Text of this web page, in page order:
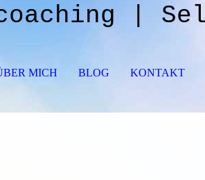
|
MICH BLOG KONTAKT